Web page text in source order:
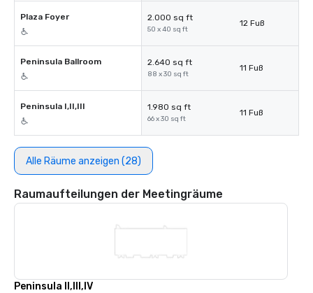
Plaza Foyer 2.000 sq ft
50 x 40 sq ft
12 Fuß
Peninsula Ballroom 2.640 sq ft
88 x 30 sq ft
11 Fuß
Peninsula I,II,III 1.980 sq ft
66 x 30 sq ft
11 Fuß
Alle Räume anzeigen (28)
Raumaufteilungen der Meetingräume
Peninsula II,III,IV